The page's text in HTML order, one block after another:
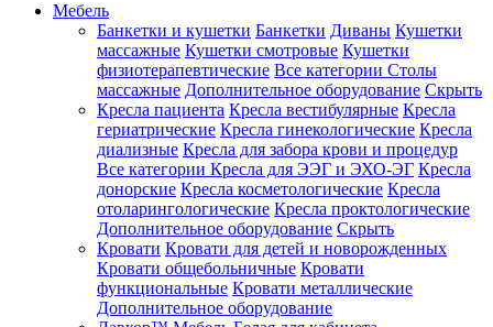
Мебель
Банкетки и кушетки Банкетки Диваны Кушетки
массажные Кушетки смотровые Кушетки
физиотерапевтические Все категории Столы
массажные Дополнительное оборудование Скрыть
Кресла пациента Кресла вестибулярные Кресла
гериатрические Кресла гинекологические Кресла
диализные Кресла для забора крови и процедур
Все категории Кресла для ЭЭГ и ЭХО-ЭГ Кресла
донорские Кресла косметологические Кресла
отоларингологические Кресла проктологические
Дополнительное оборудование Скрыть
Кровати Кровати для детей и новорожденных
Кровати общебольничные Кровати
функциональные Кровати металлические
Дополнительное оборудование